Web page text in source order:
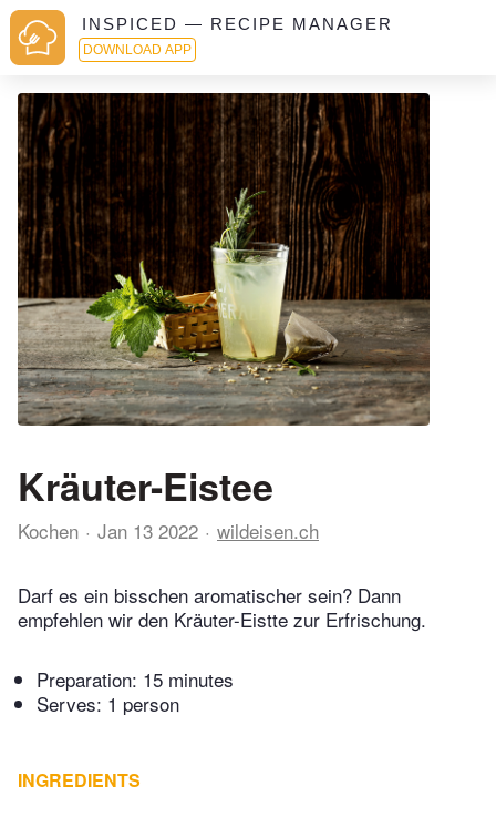
INSPICED — RECIPE MANAGER
DOWNLOAD APP
Kräuter-Eistee
Kochen Jan 13 2022 wildeisen.ch
Darf es ein bisschen aromatischer sein? Dann
empfehlen wir den Kräuter-Eistte zur Erfrischung.
Preparation: 15 minutes
Serves: 1 person
INGREDIENTS